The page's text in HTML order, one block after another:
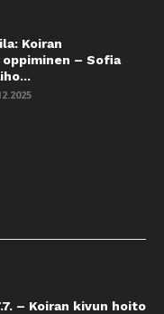
Koiran
– Sofia
– Koiran kivun hoito